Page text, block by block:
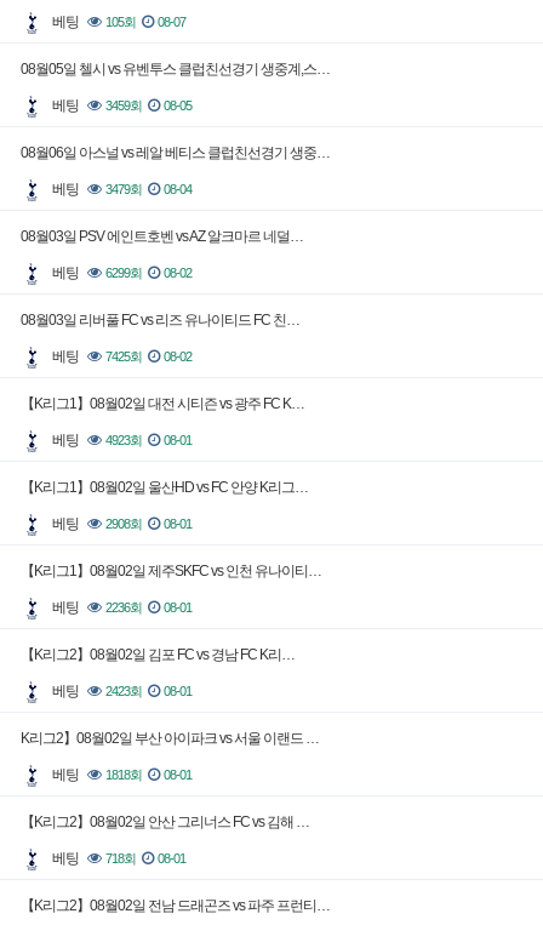
베팅 105회 08-07
08월05일 첼시 vs 유벤투스 클럽친선경기 생중계,스…
베팅 3459회 08-05
08월06일 아스널 vs 레알 베티스 클럽친선경기 생중…
베팅 3479회 08-04
08월03일 PSV 에인트호벤 vs AZ 알크마르 네덜…
베팅 6299회 08-02
08월03일 리버풀 FC vs 리즈 유나이티드 FC 친…
베팅 7425회 08-02
【K리그1】08월02일 대전 시티즌 vs 광주 FC K…
베팅 4923회 08-01
【K리그1】08월02일 울산HD vs FC 안양 K리그…
베팅 2908회 08-01
【K리그1】08월02일 제주SKFC vs 인천 유나이티…
베팅 2236회 08-01
【K리그2】08월02일 김포 FC vs 경남 FC K리…
베팅 2423회 08-01
K리그2】08월02일 부산 아이파크 vs 서울 이랜드 …
베팅 1818회 08-01
【K리그2】08월02일 안산 그리너스 FC vs 김해 …
베팅 718회 08-01
【K리그2】08월02일 전남 드래곤즈 vs 파주 프런티…